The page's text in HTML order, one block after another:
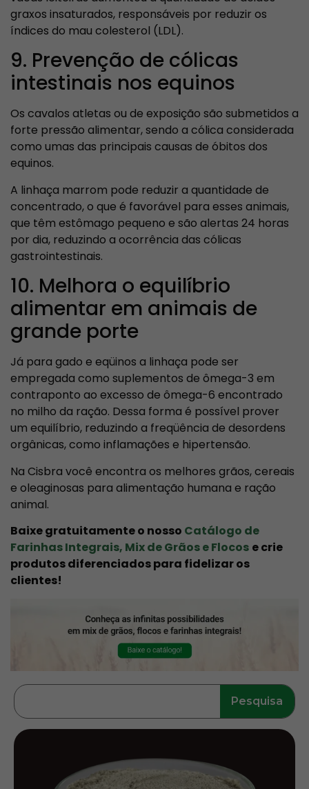
Pesquisa
graxos insaturados, responsáveis por reduzir os
índices do mau colesterol (LDL).
9. Prevenção de cólicas
intestinais nos equinos
Os cavalos atletas ou de exposição são submetidos a
forte pressão alimentar, sendo a cólica considerada
como umas das principais causas de óbitos dos
equinos.
A linhaça marrom pode reduzir a quantidade de
concentrado, o que é favorável para esses animais,
que têm estômago pequeno e são alertas 24 horas
por dia, reduzindo a ocorrência das cólicas
gastrointestinais.
10. Melhora o equilíbrio
alimentar em animais de
grande porte
Já para gado e eqüinos a linhaça pode ser
empregada como suplementos de ômega-3 em
contraponto ao excesso de ômega-6 encontrado
no milho da ração. Dessa forma é possível prover
um equilíbrio, reduzindo a freqüência de desordens
orgânicas, como inflamações e hipertensão.
Na Cisbra você encontra os melhores grãos, cereais
e oleaginosas para alimentação humana e ração
animal.
Baixe gratuitamente o nosso Catálogo de
Farinhas Integrais, Mix de Grãos e Flocos e crie
produtos diferenciados para fidelizar os
clientes!